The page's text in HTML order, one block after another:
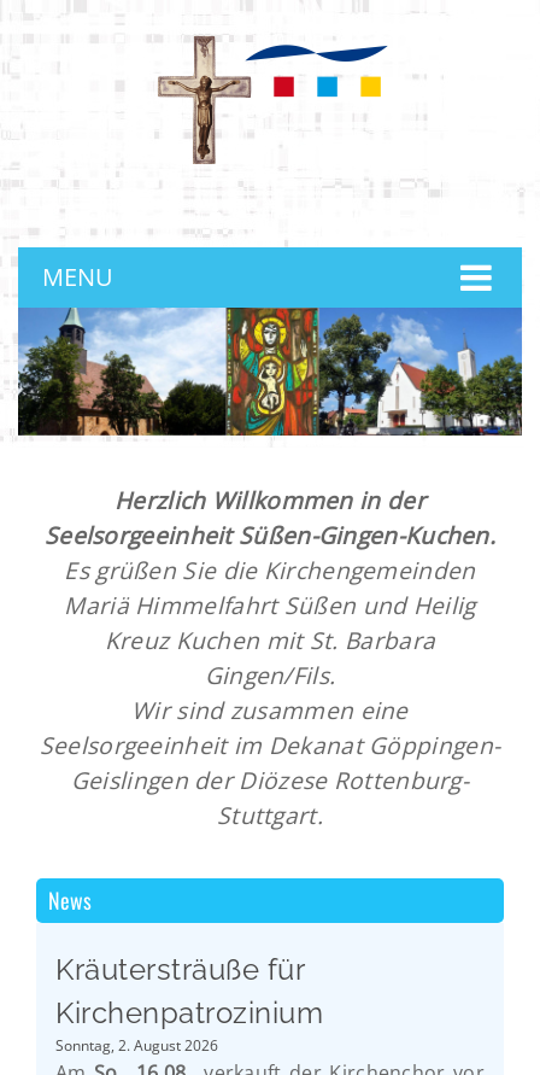
anmelden
MENU
Herzlich Willkommen in der
Seelsorgeeinheit Süßen-Gingen-Kuchen.
Es grüßen Sie die Kirchengemeinden
Mariä Himmelfahrt Süßen und Heilig
Kreuz Kuchen mit St. Barbara
Gingen/Fils.
Wir sind zusammen eine
Seelsorgeeinheit im Dekanat Göppingen-
Geislingen der Diözese Rottenburg-
Stuttgart.
News
Kräutersträuße für
Kirchenpatrozinium
Sonntag, 2. August 2026